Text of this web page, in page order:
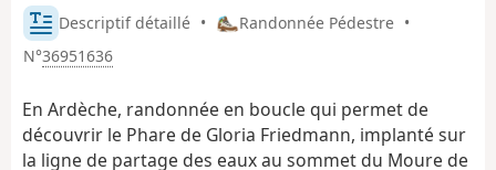
Descriptif détaillé • Randonnée Pédestre •
N°36951636
En Ardèche, randonnée en boucle qui permet de
découvrir le Phare de Gloria Friedmann, implanté sur
la ligne de partage des eaux au sommet du Moure de